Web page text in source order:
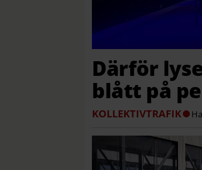
Därför
blått på
KOLLEKTIVTRAFIK